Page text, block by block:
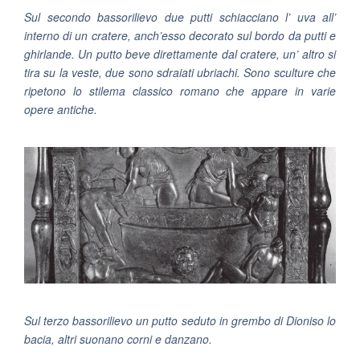
Sul secondo bassorilievo due putti schiacciano l’ uva all’
interno di un cratere, anch’esso decorato sul bordo da putti e
ghirlande. Un putto beve direttamente dal cratere, un’ altro si
tira su la veste, due sono sdraiati ubriachi. Sono sculture che
ripetono lo stilema classico romano che appare in varie
opere antiche.
Sul terzo bassorilievo un putto seduto in grembo di Dioniso lo
bacia, altri suonano corni e danzano.